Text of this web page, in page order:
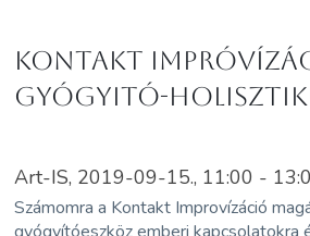
Kontakt
Gyógyitó-
Art-IS, 2019-09-15., 11:00 -
Számomra a Kontakt Improvízáció